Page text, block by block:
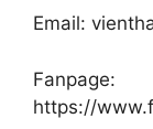
Email:
Fanpage:
https://